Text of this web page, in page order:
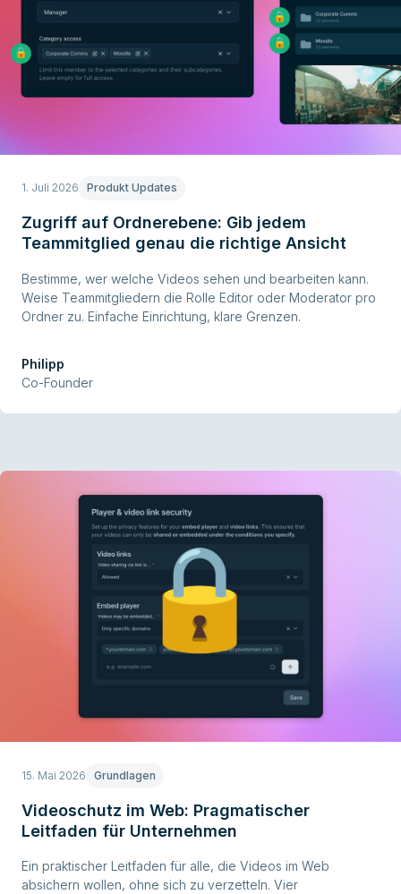
1. Juli 2026 Produkt Updates
Zugriff auf Ordnerebene: Gib jedem
Teammitglied genau die richtige Ansicht
Bestimme, wer welche Videos sehen und bearbeiten kann.
Weise Teammitgliedern die Rolle Editor oder Moderator pro
Ordner zu. Einfache Einrichtung, klare Grenzen.
Philipp
Co-Founder
15. Mai 2026 Grundlagen
Videoschutz im Web: Pragmatischer
Leitfaden für Unternehmen
Ein praktischer Leitfaden für alle, die Videos im Web
absichern wollen, ohne sich zu verzetteln. Vier